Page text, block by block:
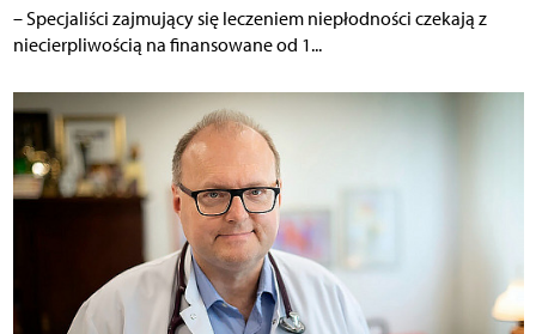
– Specjaliści zajmujący się leczeniem niepłodności czekają z
niecierpliwością na finansowane od 1...